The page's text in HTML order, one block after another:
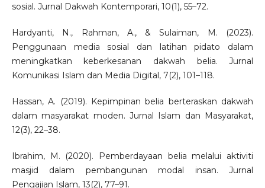
sosial. Jurnal Dakwah Kontemporari, 10(1), 55–72.
Hardyanti, N., Rahman, A., & Sulaiman, M. (2023).
Penggunaan media sosial dan latihan pidato dalam
meningkatkan keberkesanan dakwah belia. Jurnal
Komunikasi Islam dan Media Digital, 7(2), 101–118.
Hassan, A. (2019). Kepimpinan belia berteraskan dakwah
dalam masyarakat moden. Jurnal Islam dan Masyarakat,
12(3), 22–38.
Ibrahim, M. (2020). Pemberdayaan belia melalui aktiviti
masjid dalam pembangunan modal insan. Jurnal
Pengajian Islam, 13(2), 77–91.